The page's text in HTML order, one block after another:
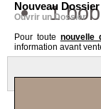
Nouveau Dossier
Ouvrir un Dossier
Pour toute nouvelle
information avant
1